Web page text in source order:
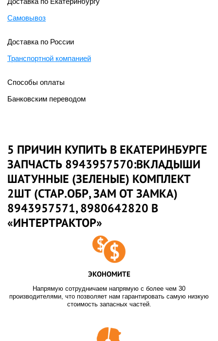
Самовывоз
Доставка по России
Транспортной компанией
Способы оплаты
Банковским переводом
5 ПРИЧИН КУПИТЬ В ЕКАТЕРИНБУРГЕ
ЗАПЧАСТЬ 8943957570:ВКЛАДЫШИ
ШАТУННЫЕ (ЗЕЛЕНЫЕ) КОМПЛЕКТ
2ШТ (СТАР.ОБР, ЗАМ ОТ ЗАМКА)
8943957571, 8980642820 В
«ИНТЕРТРАКТОР»
ЭКОНОМИТЕ
Напрямую сотрудничаем напрямую с более чем 30
производителями, что позволяет нам гарантировать самую низкую
стоимость запасных частей.